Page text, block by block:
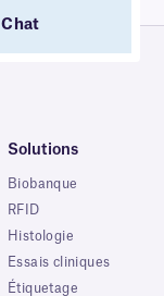
Chat
Solutions
Biobanque
RFID
Histologie
Essais cliniques
Étiquetage